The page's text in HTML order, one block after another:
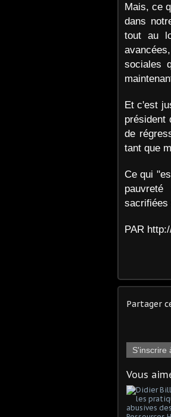
Mais, ce
dans
tout au
sociales
Et c'est
président
de
tant que
Ce qui
sacrifiées
PAR
Partager
S'inscrire
Vous